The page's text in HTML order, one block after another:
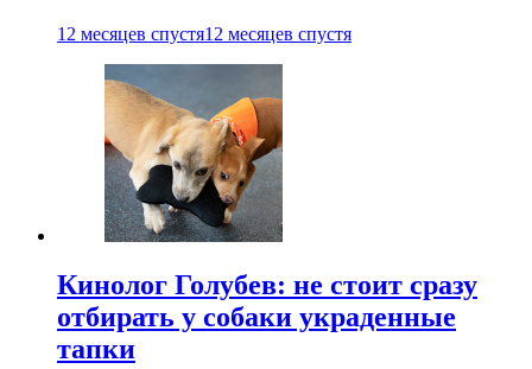
12 месяцев спустя12 месяцев спустя
Кинолог Голубев: не стоит сразу
отбирать у собаки украденные
тапки